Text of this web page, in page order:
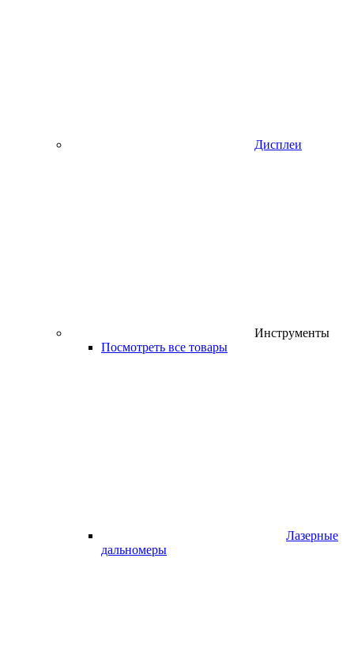
Дисплеи
Инструменты
Посмотреть все товары
Лазерные
дальномеры